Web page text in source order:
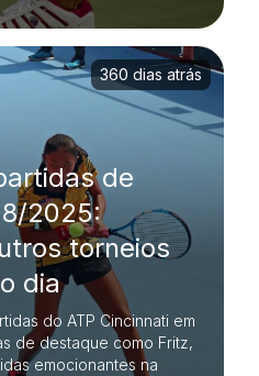
de
2025:
torneios
dia
do ATP Cincinnati em
de destaque como Fritz,
emocionantes na
360 dias atrás